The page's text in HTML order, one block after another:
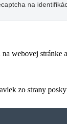
na
webovej stránke
zo strany